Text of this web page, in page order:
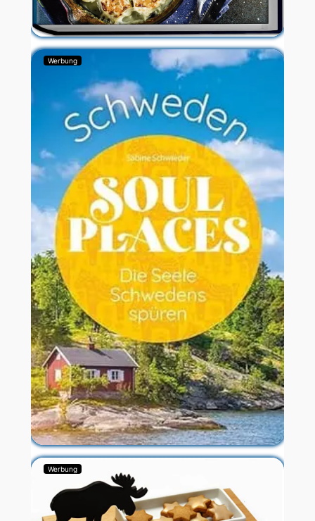
Werbung
Werbung